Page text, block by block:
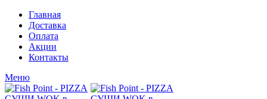
Главная
Доставка
Оплата
Акции
Контакты
Меню